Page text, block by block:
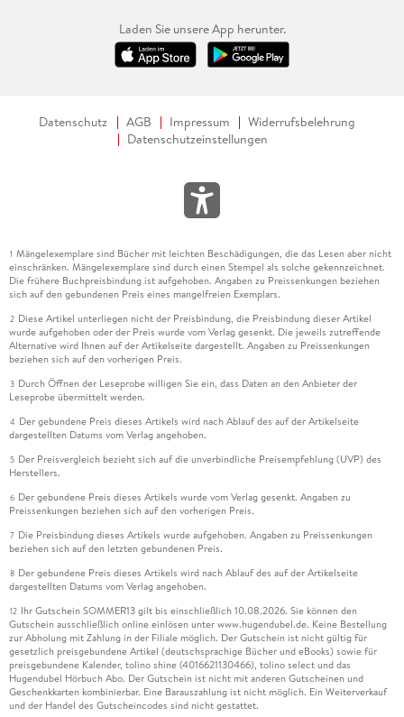
Laden Sie unsere App herunter.
Datenschutz AGB Impressum
Widerrufsbelehrung
Datenschutzeinstellungen
1 Mängelexemplare sind Bücher mit leichten Beschädigungen, die das Lesen aber nicht
einschränken. Mängelexemplare sind durch einen Stempel als solche gekennzeichnet.
Die frühere Buchpreisbindung ist aufgehoben. Angaben zu Preissenkungen beziehen
sich auf den gebundenen Preis eines mangelfreien Exemplars.
2 Diese Artikel unterliegen nicht der Preisbindung, die Preisbindung dieser Artikel
wurde aufgehoben oder der Preis wurde vom Verlag gesenkt. Die jeweils zutreffende
Alternative wird Ihnen auf der Artikelseite dargestellt. Angaben zu Preissenkungen
beziehen sich auf den vorherigen Preis.
3 Durch Öffnen der Leseprobe willigen Sie ein, dass Daten an den Anbieter der
Leseprobe übermittelt werden.
4 Der gebundene Preis dieses Artikels wird nach Ablauf des auf der Artikelseite
dargestellten Datums vom Verlag angehoben.
5 Der Preisvergleich bezieht sich auf die unverbindliche Preisempfehlung (UVP) des
Herstellers.
6 Der gebundene Preis dieses Artikels wurde vom Verlag gesenkt. Angaben zu
Preissenkungen beziehen sich auf den vorherigen Preis.
7 Die Preisbindung dieses Artikels wurde aufgehoben. Angaben zu Preissenkungen
beziehen sich auf den letzten gebundenen Preis.
8 Der gebundene Preis dieses Artikels wird nach Ablauf des auf der Artikelseite
dargestellten Datums vom Verlag angehoben.
12 Ihr Gutschein SOMMER13 gilt bis einschließlich 10.08.2026. Sie können den
Gutschein ausschließlich online einlösen unter www.hugendubel.de. Keine Bestellung
zur Abholung mit Zahlung in der Filiale möglich. Der Gutschein ist nicht gültig für
gesetzlich preisgebundene Artikel (deutschsprachige Bücher und eBooks) sowie für
preisgebundene Kalender, tolino shine (4016621130466), tolino select und das
Hugendubel Hörbuch Abo. Der Gutschein ist nicht mit anderen Gutscheinen und
Geschenkkarten kombinierbar. Eine Barauszahlung ist nicht möglich. Ein Weiterverkauf
und der Handel des Gutscheincodes sind nicht gestattet.